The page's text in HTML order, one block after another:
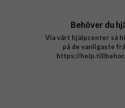
Behöver du
Via vårt hjälpcenter så
på de vanligaste
https://